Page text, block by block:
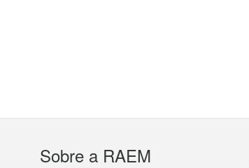
Sobre a RAEM